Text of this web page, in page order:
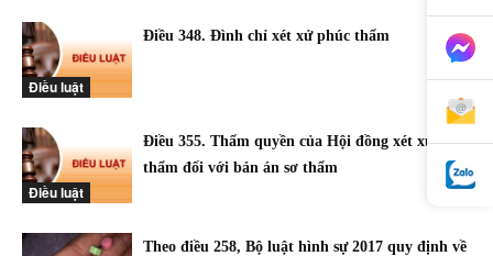
Điều luật
Điều 348. Đình chỉ xét xử phúc thẩm
Điều luật
Điều 355. Thẩm quyền của Hội đồng xét xử phúc
thẩm đối với bản án sơ thẩm
Theo điều 258, Bộ luật hình sự 2017 quy định về